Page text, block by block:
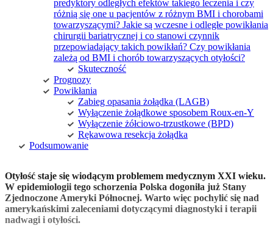
predyktory odległych efektów takiego leczenia i czy
różnią się one u pacjentów z różnym BMI i chorobami
towarzyszącymi? Jakie są wczesne i odległe powikłania
chirurgii bariatrycznej i co stanowi czynnik
przepowiadający takich powikłań? Czy powikłania
zależą od BMI i chorób towarzyszących otyłości?
Skuteczność
Prognozy
Powikłania
Zabieg opasania żołądka (LAGB)
Wyłączenie żołądkowe sposobem Roux-en-Y
Wyłączenie żółciowo-trzustkowe (BPD)
Rękawowa resekcja żołądka
Podsumowanie
Otyłość staje się wiodącym problemem medycznym XXI wieku.
W epidemiologii tego schorzenia Polska dogoniła już Stany
Zjednoczone Ameryki Północnej. Warto więc pochylić się nad
amerykańskimi zaleceniami dotyczącymi diagnostyki i terapii
nadwagi i otyłości.